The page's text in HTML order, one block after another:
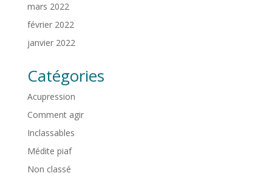
mars 2022
février 2022
janvier 2022
Catégories
Acupression
Comment agir
Inclassables
Médite piaf
Non classé